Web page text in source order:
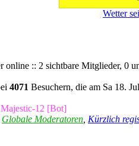
Wetter
online :: 2 sichtbare Mitglieder, 0
4071 Besuchern, die am Sa 18.
Majestic-12 [Bot]
Globale Moderatoren Kürzlich